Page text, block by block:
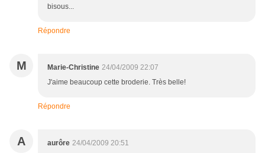
bisous...
Répondre
M Marie-Christine 24/04/2009 22:07
J'aime beaucoup cette broderie. Très belle!
Répondre
A aurôre 24/04/2009 20:51